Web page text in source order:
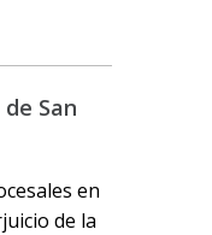
San
en
de la